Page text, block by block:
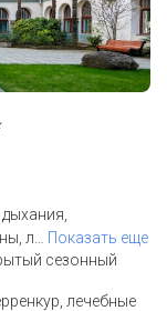
л
Показать еще
сезонный
лечебные